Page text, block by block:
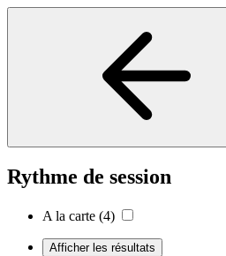
Rythme de session
A la carte (4)
Afficher les résultats